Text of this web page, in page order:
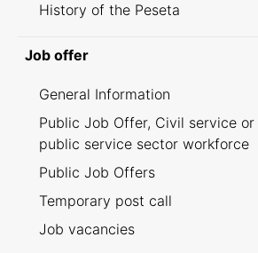
History of the Peseta
Job offer
General Information
Public Job Offer, Civil service
public service sector workforce
Public Job Offers
Temporary post call
Job vacancies